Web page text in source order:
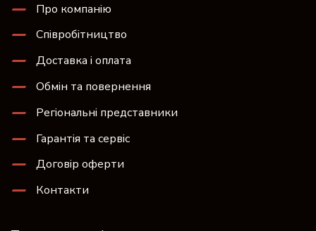
Про компанію
Співробітництво
Доставка і оплата
Обмін та повернення
Регіональні представники
Гарантія та сервіс
Договір оферти
Контакти